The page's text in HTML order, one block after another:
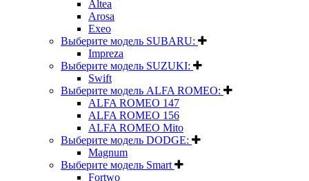
Altea
Arosa
Exeo
Выберите модель SUBARU:
Impreza
Выберите модель SUZUKI:
Swift
Выберите модель ALFA ROMEO:
ALFA ROMEO 147
ALFA ROMEO 156
ALFA ROMEO Mito
Выберите модель DODGE:
Magnum
Выберите модель Smart
Fortwo